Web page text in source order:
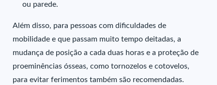
ou parede.
Além disso, para pessoas com dificuldades de
mobilidade e que passam muito tempo deitadas, a
mudança de posição a cada duas horas e a proteção de
proeminências ósseas, como tornozelos e cotovelos,
para evitar ferimentos também são recomendadas.